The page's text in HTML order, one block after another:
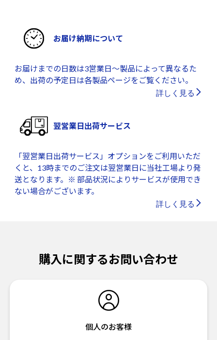
お届け納期について
お届けまでの日数は3営業日～製品によって異なるた
め、出荷の予定日は各製品ページをご覧ください。
詳しく見る
翌営業日出荷サービス
「翌営業日出荷サービス」オプションをご利用いただ
くと、13時までのご注文は翌営業日に当社工場より発
送となります。※ 部品状況によりサービスが使用でき
ない場合がございます。
詳しく見る
購入に関するお問い合わせ
個人のお客様